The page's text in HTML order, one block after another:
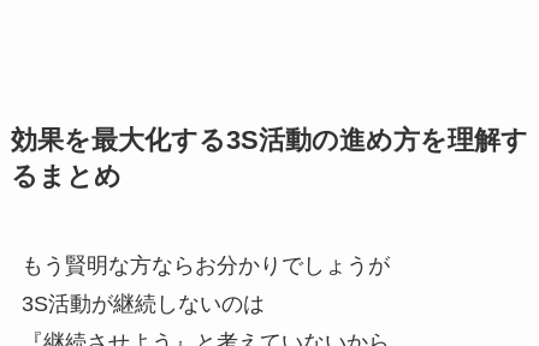
効果を最大化する3S活動の進め方を理解す
るまとめ
もう賢明な方ならお分かりでしょうが
3S活動が継続しないのは